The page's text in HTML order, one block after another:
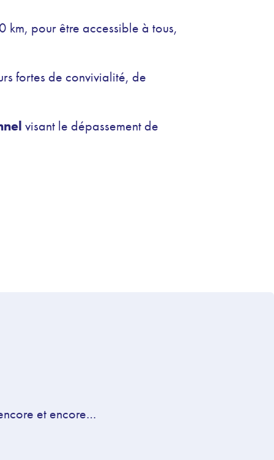
km, pour être accessible à tous,
fortes de convivialité, de
visant le dépassement de
et encore…